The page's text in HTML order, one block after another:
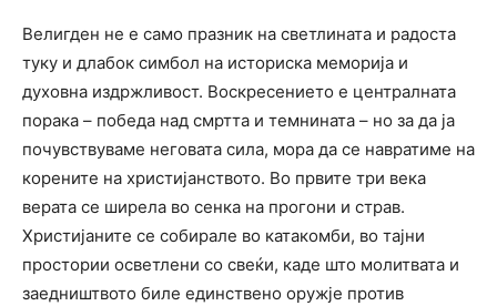
Велигден не е само празник на светлината и радоста
туку и длабок симбол на историска меморија и
духовна издржливост. Воскресението е централната
порака – победа над смртта и темнината – но за да ја
почувствуваме неговата сила, мора да се навратиме на
корените на христијанството. Во првите три века
верата се ширела во сенка на прогони и страв.
Христијаните се собирале во катакомби, во тајни
простории осветлени со свеќи, каде што молитвата и
заедништвото биле единствено оружје против